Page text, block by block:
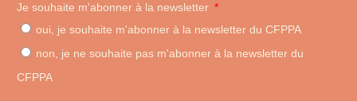
Newsletter cfppa
Je souhaite m'abonner à la newsletter
oui, je souhaite m'abonner à la newsletter du CFPPA
non, je ne souhaite pas m'abonner à la newsletter du
CFPPA